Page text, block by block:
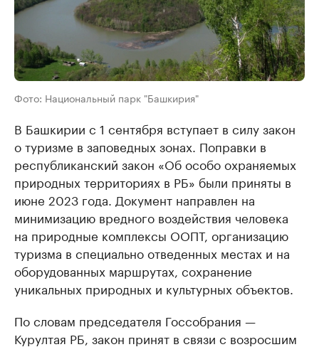
Фото: Национальный парк "Башкирия"
В Башкирии с 1 сентября вступает в силу закон
о туризме в заповедных зонах. Поправки в
республиканский закон «Об особо охраняемых
природных территориях в РБ» были приняты в
июне 2023 года. Документ направлен на
минимизацию вредного воздействия человека
на природные комплексы ООПТ, организацию
туризма в специально отведенных местах и на
оборудованных маршрутах, сохранение
уникальных природных и культурных объектов.
По словам председателя Госсобрания —
Курултая РБ, закон принят в связи с возросшим